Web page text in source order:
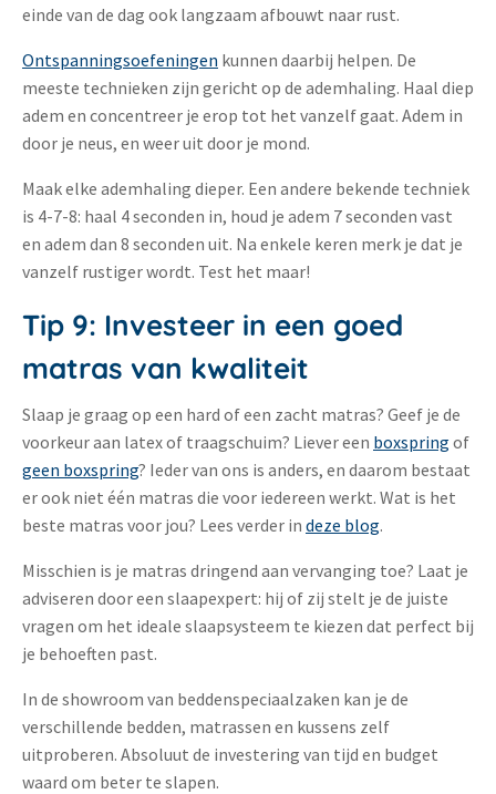
einde van de dag ook langzaam afbouwt naar rust.
Ontspanningsoefeningen kunnen daarbij helpen. De
meeste technieken zijn gericht op de ademhaling. Haal diep
adem en concentreer je erop tot het vanzelf gaat. Adem in
door je neus, en weer uit door je mond.
Maak elke ademhaling dieper. Een andere bekende techniek
is 4-7-8: haal 4 seconden in, houd je adem 7 seconden vast
en adem dan 8 seconden uit. Na enkele keren merk je dat je
vanzelf rustiger wordt. Test het maar!
Tip 9: Investeer in een goed
matras van kwaliteit
Slaap je graag op een hard of een zacht matras? Geef je de
voorkeur aan latex of traagschuim? Liever een boxspring of
geen boxspring? Ieder van ons is anders, en daarom bestaat
er ook niet één matras die voor iedereen werkt. Wat is het
beste matras voor jou? Lees verder in deze blog.
Misschien is je matras dringend aan vervanging toe? Laat je
adviseren door een slaapexpert: hij of zij stelt je de juiste
vragen om het ideale slaapsysteem te kiezen dat perfect bij
je behoeften past.
In de showroom van beddenspeciaalzaken kan je de
verschillende bedden, matrassen en kussens zelf
uitproberen. Absoluut de investering van tijd en budget
waard om beter te slapen.